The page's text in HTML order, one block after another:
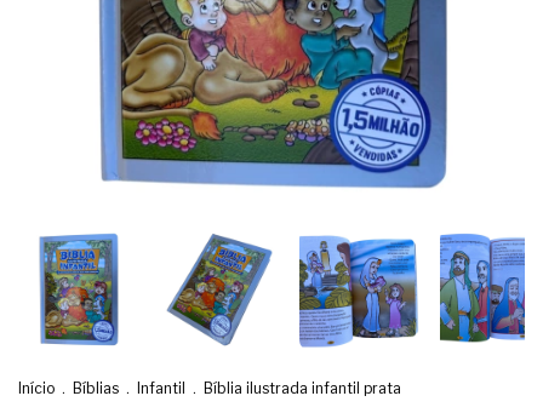
Início . Bíblias . Infantil . Bíblia ilustrada infantil prata